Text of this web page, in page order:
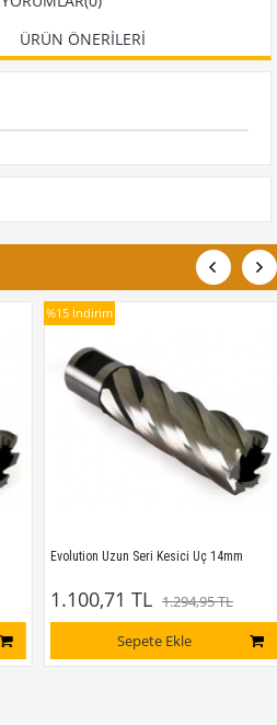
ÜRÜN ÖNERILERI
Evolution Uzun Seri Kesici Uç 14mm
1.100,71 TL 1.294,95 TL
Sepete Ekle
%15 İndirim